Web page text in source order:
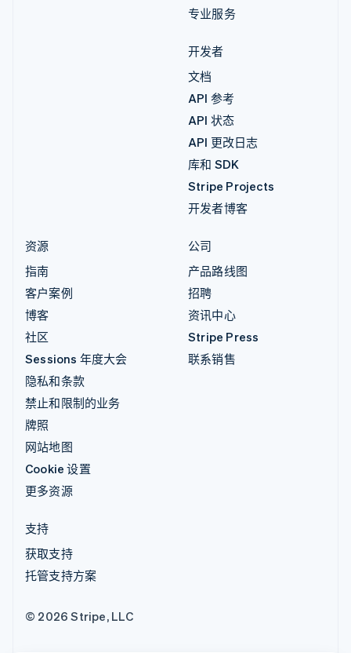
专业服务
开发者
文档
API 参考
API 状态
API 更改日志
库和 SDK
Stripe Projects
开发者博客
资源
指南
客户案例
博客
社区
Sessions 年度大会
隐私和条款
禁止和限制的业务
牌照
网站地图
Cookie 设置
更多资源
公司
产品路线图
招聘
资讯中心
Stripe Press
联系销售
支持
获取支持
托管支持方案
© 2026 Stripe, LLC